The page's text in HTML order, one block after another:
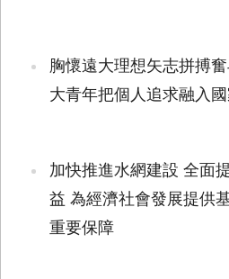
胸懷遠大理想矢志拼搏
大青年把個人追求融入
加快推進水網建設 全面
益 為經濟社會發展提供
重要保障